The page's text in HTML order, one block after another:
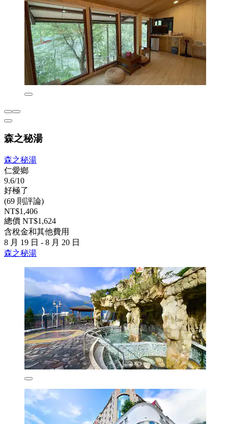
森之秘湯
森之秘湯
仁愛鄉
9.6/10
好極了
(69 則評論)
NT$1,406
總價 NT$1,624
含稅金和其他費用
8 月 19 日 - 8 月 20 日
森之秘湯